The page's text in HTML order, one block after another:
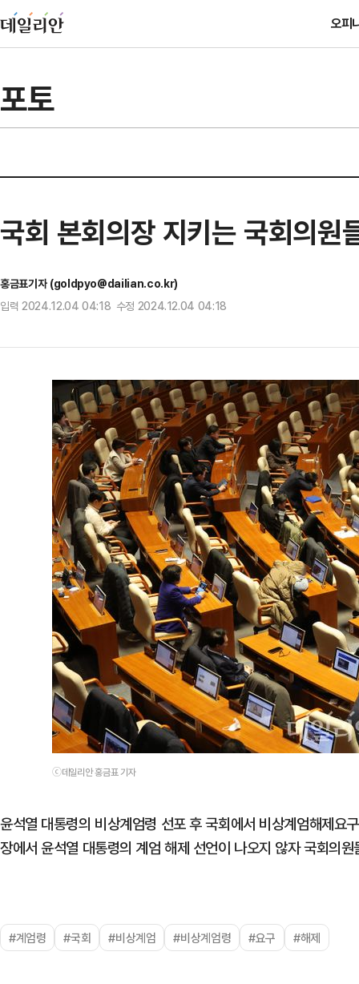
오피
포토
국회 본회의장 지키는 국회의원
홍금표기자 (goldpyo@dailian.co.kr)
입력 2024.12.04 04:18 수정 2024.12.04 04:18
ⓒ데일리안 홍금표 기자
윤석열 대통령의 비상계엄령 선포 후 국회에서 비상계엄해제
장에서 윤석열 대통령의 계엄 해제 선언이 나오지 않자 국회의
#계엄령 #국회 #비상계엄 #비상계엄령 #요구 #해제